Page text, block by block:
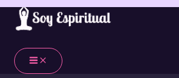
Ir
contenido